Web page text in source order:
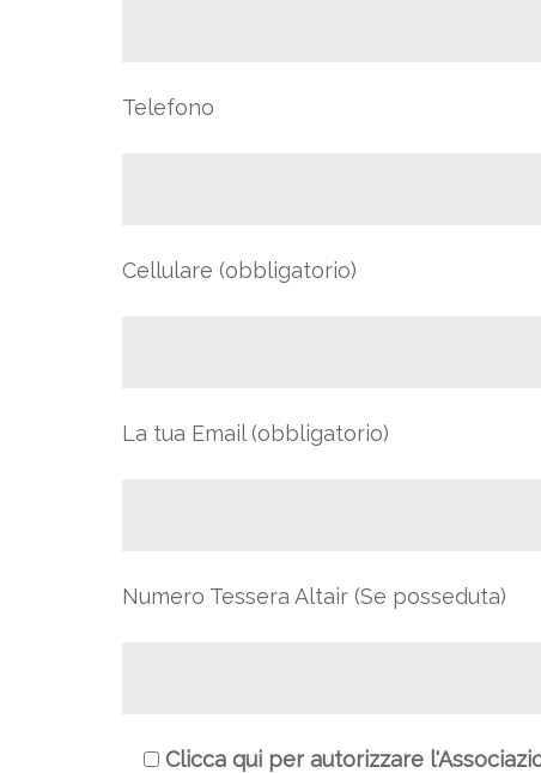
Telefono
Cellulare (obbligatorio)
La tua Email (obbligatorio)
Numero Tessera Altair (Se posseduta)
Clicca qui per autorizzare